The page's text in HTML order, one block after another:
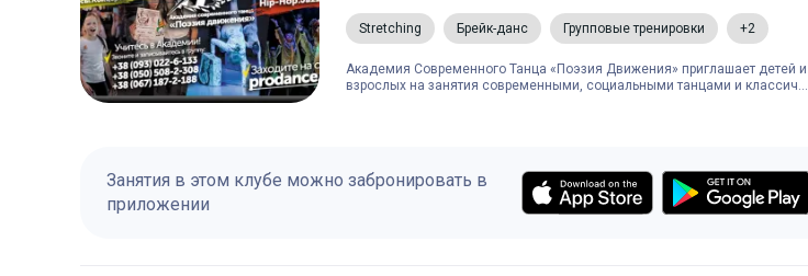
Stretching Брейк-данс Групповые тренировки +2
Академия Современного Танца «Поэзия Движения» приглашает детей и
взрослых на занятия современными, социальными танцами и классич...
Занятия в этом клубе можно забронировать в
приложении